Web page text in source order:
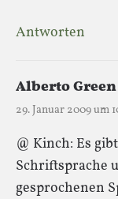
Antworten
Alberto Green
29. Januar 2009 um
@ Kinch: Es
Schriftsprache
gesprochenen